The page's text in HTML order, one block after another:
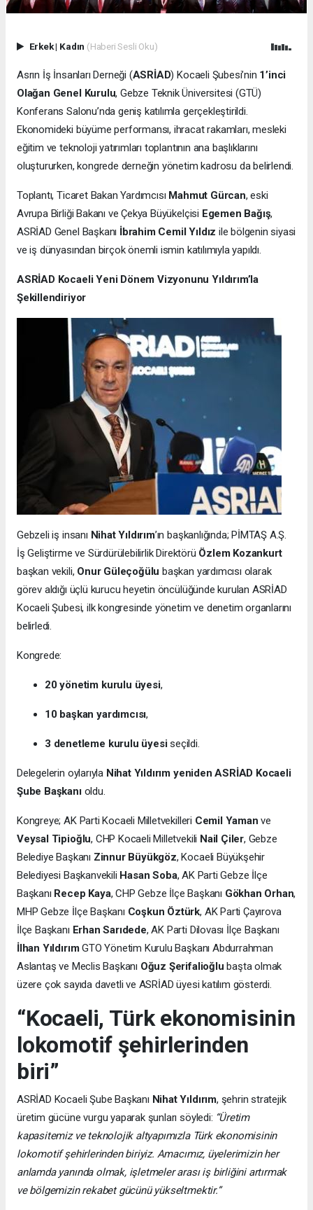
Erkek| Kadın (Haberi Sesli Oku)
Asrın İş İnsanları Derneği (ASRİAD) Kocaeli Şubesi’nin 1’inci
Olağan Genel Kurulu, Gebze Teknik Üniversitesi (GTÜ)
Konferans Salonu’nda geniş katılımla gerçekleştirildi.
Ekonomideki büyüme performansı, ihracat rakamları, mesleki
eğitim ve teknoloji yatırımları toplantının ana başlıklarını
oluştururken, kongrede derneğin yönetim kadrosu da belirlendi.
Toplantı, Ticaret Bakan Yardımcısı Mahmut Gürcan, eski
Avrupa Birliği Bakanı ve Çekya Büyükelçisi Egemen Bağış,
ASRİAD Genel Başkanı İbrahim Cemil Yıldız ile bölgenin siyasi
ve iş dünyasından birçok önemli ismin katılımıyla yapıldı.
ASRİAD Kocaeli Yeni Dönem Vizyonunu Yıldırım’la
Şekillendiriyor
Gebzeli iş insanı Nihat Yıldırım’ın başkanlığında; PİMTAŞ A.Ş.
İş Geliştirme ve Sürdürülebilirlik Direktörü Özlem Kozankurt
başkan vekili, Onur Güleçoğülu başkan yardımcısı olarak
görev aldığı üçlü kurucu heyetin öncülüğünde kurulan ASRİAD
Kocaeli Şubesi, ilk kongresinde yönetim ve denetim organlarını
belirledi.
Kongrede:
20 yönetim kurulu üyesi,
10 başkan yardımcısı,
3 denetleme kurulu üyesiseçildi.
Delegelerin oylarıyla Nihat Yıldırım yeniden ASRİAD Kocaeli
Şube Başkanıoldu.
Kongreye; AK Parti Kocaeli Milletvekilleri Cemil Yaman ve
Veysal Tipioğlu, CHP Kocaeli Milletvekili Nail Çiler, Gebze
Belediye Başkanı Zinnur Büyükgöz, Kocaeli Büyükşehir
Belediyesi Başkanvekili Hasan Soba, AK Parti Gebze İlçe
Başkanı Recep Kaya, CHP Gebze İlçe Başkanı Gökhan Orhan,
MHP Gebze İlçe Başkanı Coşkun Öztürk, AK Parti Çayırova
İlçe Başkanı Erhan Sarıdede, AK Parti Dilovası İlçe Başkanı
İlhan YıldırımGTO Yönetim Kurulu Başkanı Abdurrahman
Aslantaş ve Meclis Başkanı Oğuz Şerifalioğlu başta olmak
üzere çok sayıda davetli ve ASRİAD üyesi katılım gösterdi.
“Kocaeli, Türk ekonomisinin
lokomotif şehirlerinden
biri”
ASRİAD Kocaeli Şube Başkanı Nihat Yıldırım, şehrin stratejik
üretim gücüne vurgu yaparak şunları söyledi: “Üretim
kapasitemiz ve teknolojik altyapımızla Türk ekonomisinin
lokomotif şehirlerinden biriyiz. Amacımız, üyelerimizin her
anlamda yanında olmak, işletmeler arası iş birliğini artırmak
ve bölgemizin rekabet gücünü yükseltmektir.”